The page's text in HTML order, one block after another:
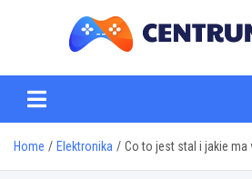
Home Elektronika Co to jest stal i jakie ma